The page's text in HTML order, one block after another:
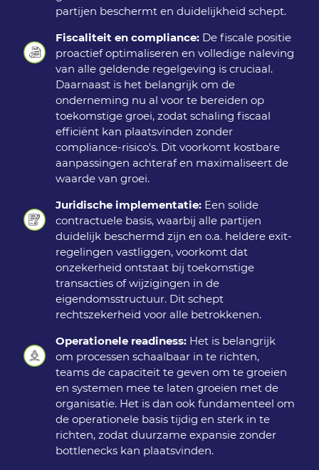
partijen beschermt en duidelijkheid schept.
Fiscaliteit en compliance: De fiscale positie
proactief optimaliseren en volledige naleving
van alle geldende regelgeving is cruciaal.
Daarnaast is het belangrijk om de
onderneming nu al voor te bereiden op
toekomstige groei, zodat schaling fiscaal
efficiënt kan plaatsvinden zonder
compliance-risico's. Dit voorkomt kostbare
aanpassingen achteraf en maximaliseert de
waarde van groei.
Juridische implementatie: Een solide
contractuele basis, waarbij alle partijen
duidelijk beschermd zijn en o.a. heldere exit-
regelingen vastliggen, voorkomt dat
onzekerheid ontstaat bij toekomstige
transacties of wijzigingen in de
eigendomsstructuur. Dit schept
rechtszekerheid voor alle betrokkenen.
Operationele readiness: Het is belangrijk
om processen schaalbaar in te richten,
teams de capaciteit te geven om te groeien
en systemen mee te laten groeien met de
organisatie. Het is dan ook fundamenteel om
de operationele basis tijdig en sterk in te
richten, zodat duurzame expansie zonder
bottlenecks kan plaatsvinden.